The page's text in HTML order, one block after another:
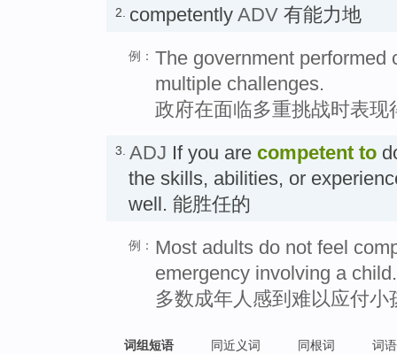
2. competently ADV 有能力地
例： The government performed
multiple challenges.
政府在面临多重挑战时表现
3. ADJ If you are competent to
the skills, abilities, or
well. 能胜任的
例： Most adults do not feel
emergency involving a child.
多数成年人感到难以应付
词组短语 同近义词 同根词 词